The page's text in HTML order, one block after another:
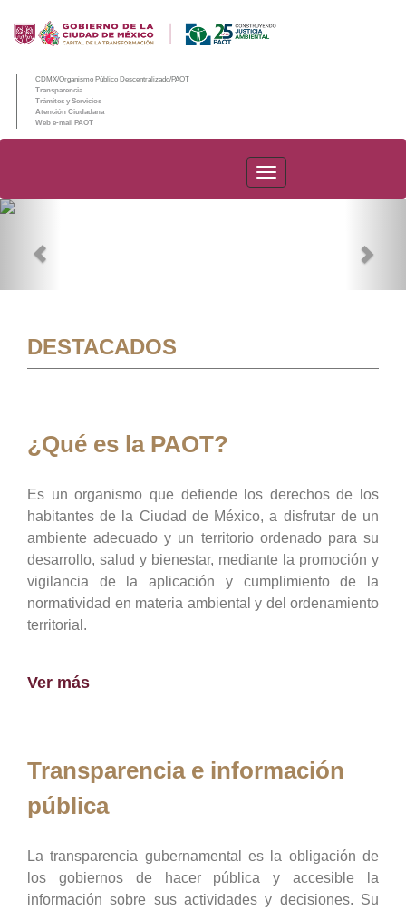
CDMX/Organismo Público Descentralizado/PAOT
Transparencia
Trámites y Servicios
Atención Ciudadana
Web e-mail PAOT
PAOT
DESTACADOS
¿Qué es la PAOT?
Es un organismo que defiende los derechos de los
habitantes de la Ciudad de México, a disfrutar de un
ambiente adecuado y un territorio ordenado para su
desarrollo, salud y bienestar, mediante la promoción y
vigilancia de la aplicación y cumplimiento de la
normatividad en materia ambiental y del ordenamiento
territorial.
Ver más
Transparencia e información
pública
La transparencia gubernamental es la obligación de
los gobiernos de hacer pública y accesible la
información sobre sus actividades y decisiones. Su